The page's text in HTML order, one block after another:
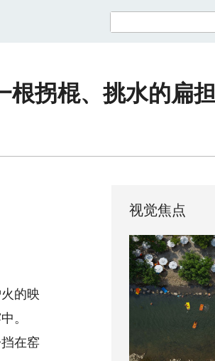
根拐棍、挑水的扁担
的映
。
在窑
视觉焦点